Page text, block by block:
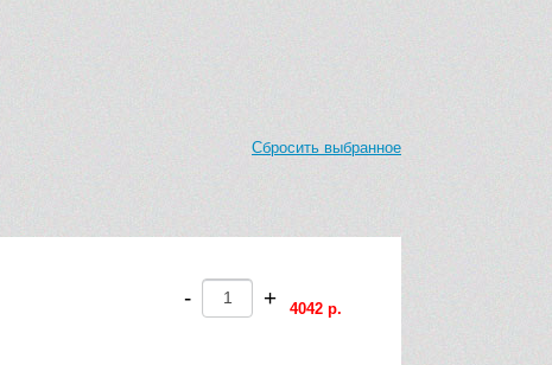
Сбросить выбранное
- + 4042 р.